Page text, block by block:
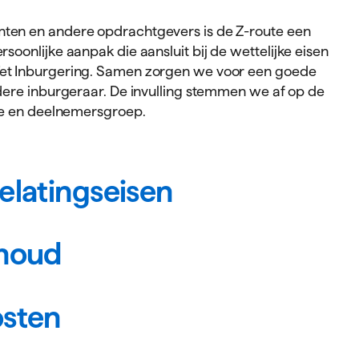
en andere opdrachtgevers is de Z-route een
aanpak die aansluit bij de wettelijke eisen
Inburgering. Samen zorgen we voor een goede
inburgeraar. De invulling stemmen we af op de
en deelnemersgroep.
bedoeld voor inburgeringsplichtige volwassenen
route of onderwijsroute op dit moment niet
is mogelijk na vaststelling van deze leerroute
een intensief én maatwerkgerichte
De inhoud is afgestemd op jouw
en startpunt. We richten ons op: